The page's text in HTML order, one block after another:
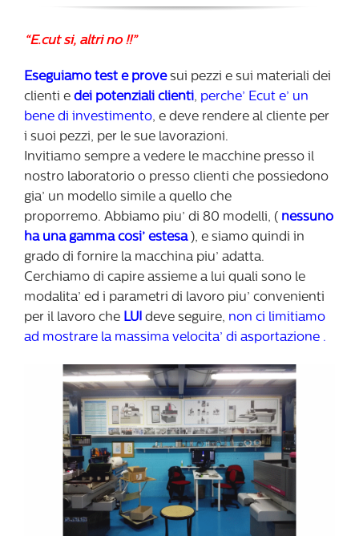
“E.cut si, altri no !!”
Eseguiamo test e provesui pezzi e sui materiali dei
clienti e dei potenziali clienti, perche’ Ecut e’ un
bene di investimento, e deve rendere al cliente per
i suoi pezzi, per le sue lavorazioni.
Invitiamo sempre a vedere le macchine presso il
nostro laboratorio o presso clienti che possiedono
gia’ un modello simile a quello che
proporremo. Abbiamo piu’ di 80 modelli, ( nessuno
ha una gamma cosi’ estesa), e siamo quindi in
grado di fornire la macchina piu’ adatta.
Cerchiamo di capire assieme a lui quali sono le
modalita’ ed i parametri di lavoro piu’ convenienti
per il lavoro che LUI deve seguire, non ci limitiamo
ad mostrare la massima velocita’ di asportazione .